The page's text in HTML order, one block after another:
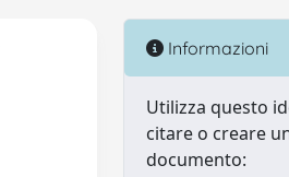
Informazioni
Utilizza questo
citare o creare
documento: